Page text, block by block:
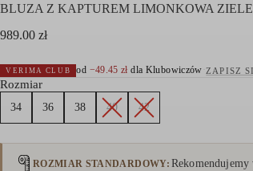
BLUZA Z KAPTUREM LIMONKOWA
989.00 zł
VERIMA CLUB od −49.45zł dla Klubowiczów ZAPISZ
Rozmiar
34 36 38 40 42
ROZMIAR STANDARDOWY